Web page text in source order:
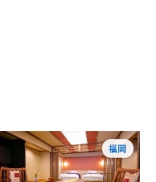
福岡